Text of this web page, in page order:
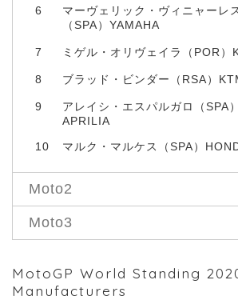
6
マーヴェリック・ヴィニャーレ
（SPA）YAMAHA
7 ミゲル・オリヴェイラ（POR）
8 ブラッド・ビンダー（RSA）
9
アレイシ・エスパルガロ（SPA）
APRILIA
10 マルク・マルケス（SPA）
Moto2
Moto3
MotoGP World Standing
Manufacturers